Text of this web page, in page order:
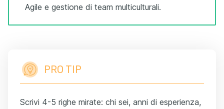
Agile e gestione di team multiculturali.
PRO TIP
Scrivi 4-5 righe mirate: chi sei, anni di esperienza,